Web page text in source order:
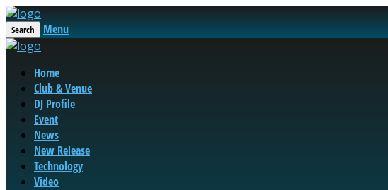
Search Menu
Home
Club & Venue
DJ Profile
Event
News
New Release
Technology
Video